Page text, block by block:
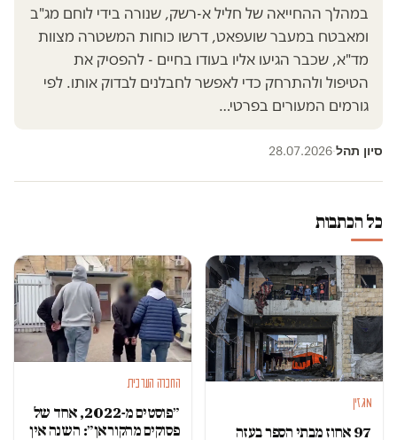
במהלך ההחייאה של חליל א-רשק, שנורה בידי לוחם מג"ב
ומאבטח במעבר שועפאט, דרשו כוחות המשטרה מצוות
מד"א, שכבר הגיעו אליו בעודו בחיים - להפסיק את
הטיפול ולהתרחק כדי לאפשר לחבלנים לבדוק אותו. לפי
גורמים המעורים בפרטי…
סיון תהל·
28.07.2026
כל הכתבות
מגזין
97 אחוז מבתי הספר בעזה
החברה הערבית
״פוסטים מ-2022, אחד של
פסוקים מהקוראן״: השנה אין